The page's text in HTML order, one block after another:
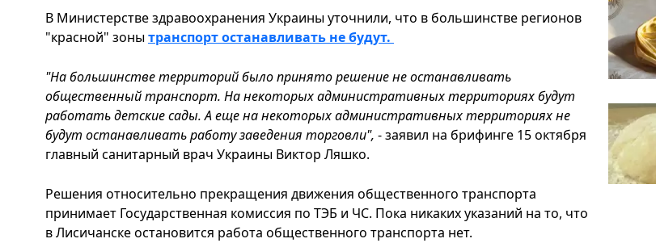
В Министерстве здравоохранения Украины уточнили, что в большинстве регионов
"красной" зонытранспорт останавливать не будут.
"На большинстве территорий было принято решение не останавливать
общественный транспорт. На некоторых административных территориях будут
работать детские сады. А еще на некоторых административных территориях не
будут останавливать работу заведения торговли", - заявил на брифинге 15 октября
главный санитарный врач Украины Виктор Ляшко.
Решения относительно прекращения движения общественного транспорта
принимает Государственная комиссия по ТЭБ и ЧС. Пока никаких указаний на то, что
в Лисичанске остановится работа общественного транспорта нет.